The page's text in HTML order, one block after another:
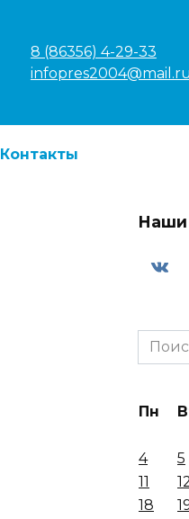
8 (86356) 4-29-33
infopres2004@mail.ru
Контакты
Наши
Search
for:
Пн
4
5
11
18